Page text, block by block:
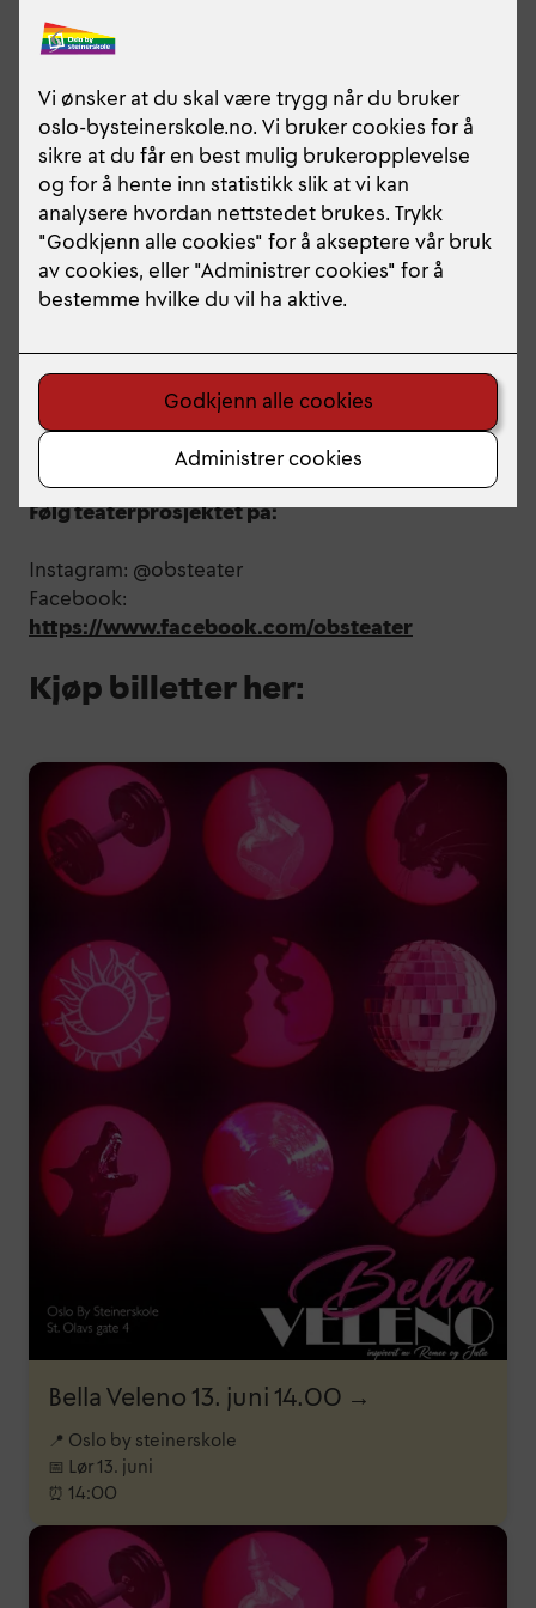
2026! Billettsalget er i gang og det kan lønne seg å
være tidlig ute for å sikre seg billetter!
Følg teaterprosjektet på:
Instagram: @obsteater
Facebook:
https://www.facebook.com/obsteater
Kjøp billetter her:
Bella Veleno 13. juni 14.00 →
📍 Oslo by steinerskole
📅 Lør 13. juni
⏰ 14:00